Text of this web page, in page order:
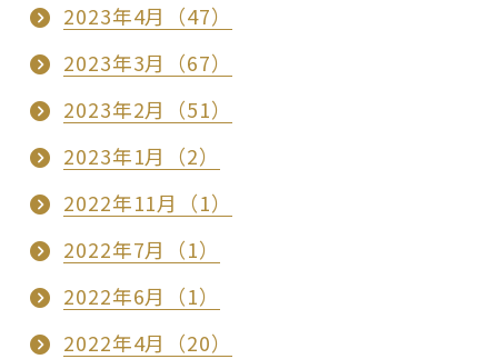
2023年4月（47）
2023年3月（67）
2023年2月（51）
2023年1月（2）
2022年11月（1）
2022年7月（1）
2022年6月（1）
2022年4月（20）